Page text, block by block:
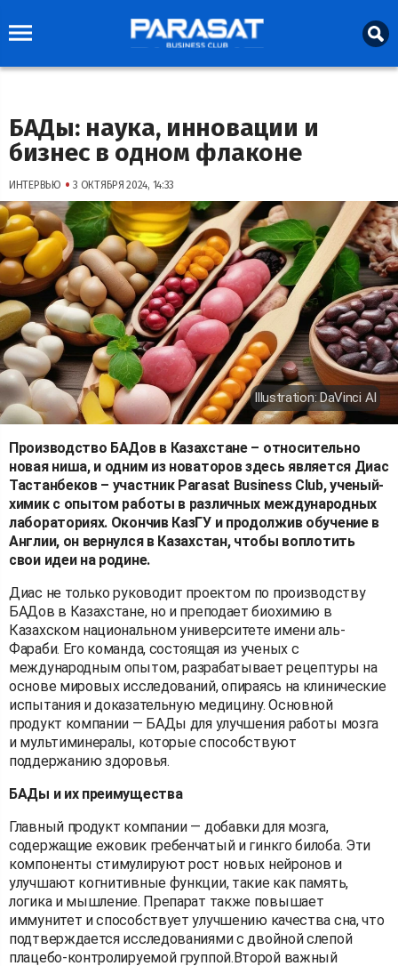
БАДы: наука, инновации и
бизнес в одном флаконе
ИНТЕРВЬЮ • 3 ОКТЯБРЯ 2024, 14:33
Illustration: DaVinci AI
Производство БАДов в Казахстане – относительно
новая ниша, и одним из новаторов здесь является Диас
Тастанбеков – участник Parasat Business Club, ученый-
химик с опытом работы в различных международных
лабораториях. Окончив КазГУ и продолжив обучение в
Англии, он вернулся в Казахстан, чтобы воплотить
свои идеи на родине.
Диас не только руководит проектом по производству
БАДов в Казахстане, но и преподает биохимию в
Казахском национальном университете имени аль-
Фараби. Его команда, состоящая из ученых с
международным опытом, разрабатывает рецептуры на
основе мировых исследований, опираясь на клинические
испытания и доказательную медицину. Основной
продукт компании — БАДы для улучшения работы мозга
и мультиминералы, которые способствуют
поддержанию здоровья.
БАДы и их преимущества
Главный продукт компании — добавки для мозга,
содержащие ежовик гребенчатый и гинкго билоба. Эти
компоненты стимулируют рост новых нейронов и
улучшают когнитивные функции, такие как память,
логика и мышление. Препарат также повышает
иммунитет и способствует улучшению качества сна, что
подтверждается исследованиями с двойной слепой
плацебо-контролируемой группой.Второй важный